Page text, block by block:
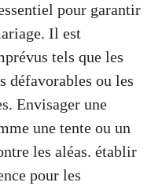
pour garantir
Il est
tels que les
défavorables ou les
Envisager une
une tente ou un
les aléas. établir
pour les